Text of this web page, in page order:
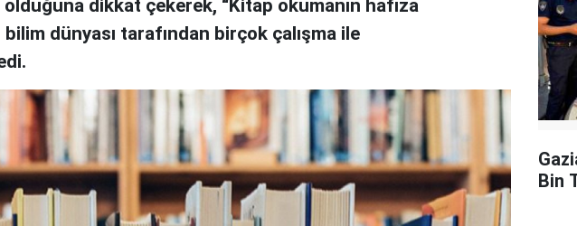
dikkat çekerek, “Kitap okumanın hafıza
dünyası tarafından birçok çalışma ile
Bin